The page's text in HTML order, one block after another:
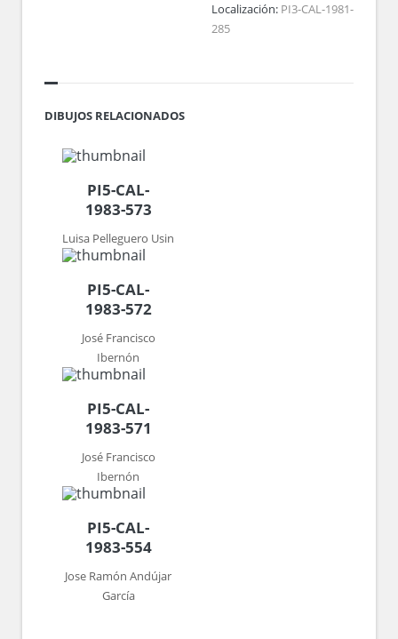
Localización: PI3-CAL-1981-
285
DIBUJOS RELACIONADOS
PI5-CAL-
1983-573
Luisa Pelleguero Usin
PI5-CAL-
1983-572
José Francisco
Ibernón
PI5-CAL-
1983-571
José Francisco
Ibernón
PI5-CAL-
1983-554
Jose Ramón Andújar
García